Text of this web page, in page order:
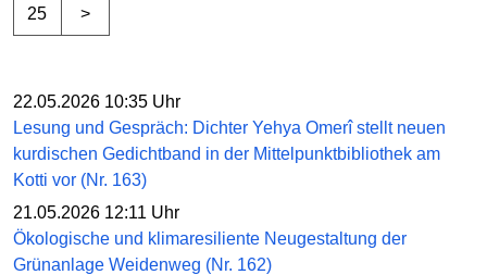
25 >
22.05.2026 10:35 Uhr
Lesung und Gespräch: Dichter Yehya Omerî stellt neuen
kurdischen Gedichtband in der Mittelpunktbibliothek am
Kotti vor (Nr. 163)
21.05.2026 12:11 Uhr
Ökologische und klimaresiliente Neugestaltung der
Grünanlage Weidenweg (Nr. 162)